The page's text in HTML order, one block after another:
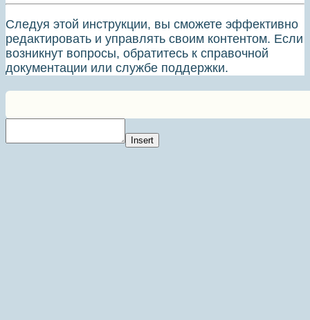
Следуя этой инструкции, вы сможете эффективно
редактировать и управлять своим контентом. Если
возникнут вопросы, обратитесь к справочной
документации или службе поддержки.
Insert